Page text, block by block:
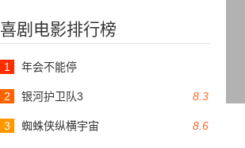
喜剧电影排行榜
1 年会不能停
8.3
2 银河护卫队3
8.6
3 蜘蛛侠纵横宇宙